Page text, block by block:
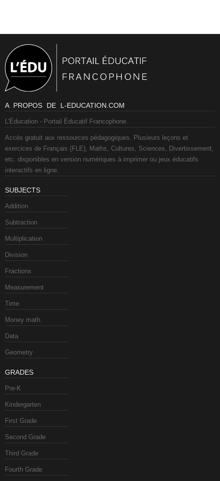
A PROPOS DE L-EDUCATION.COM
L'Éducation - Portail Éducatif Francophone.
Accès gratuit aux ressources pédagogiques. Plusieurs leçons et
exercices de Français (FLE), Maths, Cultures, Sciences, Divertissement,
etc. disponibles en version numériques à imprimer ou jeux éducatifs
interactifs en ligne.
SUBJECTS
Addition
Subtraction
Multiplication
Division
Fractions
Measurement
Time
Money math
Data
Geometry
GRADES
Pre-K
Kindergarten
First Grade
Second Grade
Third Grade
Fourth Grade